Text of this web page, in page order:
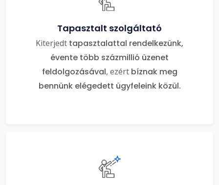
Tapasztalt szolgáltató
Kiterjedt tapasztalattal rendelkezünk,
évente több százmillió üzenet
feldolgozásával, ezért bíznak meg
bennünk elégedett ügyfeleink közül.